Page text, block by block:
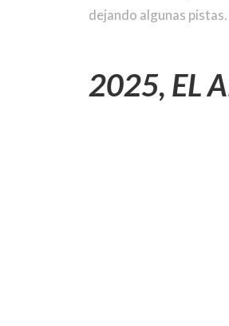
dejando algunas pistas.
2025, EL